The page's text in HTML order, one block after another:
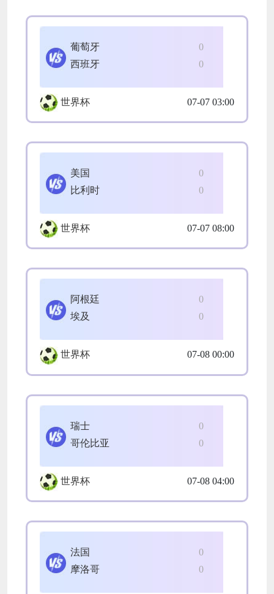
0
葡萄牙
0
西班牙
世界杯 07-07 03:00
0
美国
0
比利时
世界杯 07-07 08:00
0
阿根廷
0
埃及
世界杯 07-08 00:00
0
瑞士
0
哥伦比亚
世界杯 07-08 04:00
0
法国
0
摩洛哥